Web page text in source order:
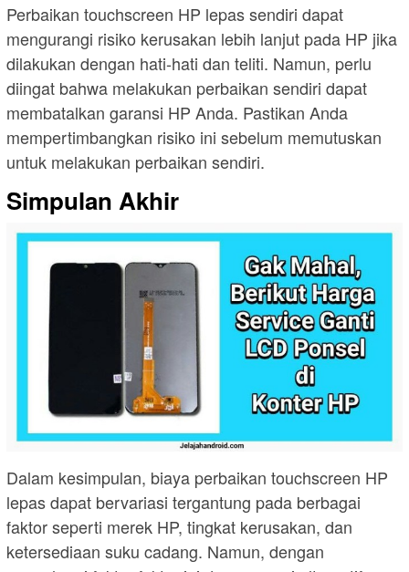
Perbaikan touchscreen HP lepas sendiri dapat
mengurangi risiko kerusakan lebih lanjut pada HP jika
dilakukan dengan hati-hati dan teliti. Namun, perlu
diingat bahwa melakukan perbaikan sendiri dapat
membatalkan garansi HP Anda. Pastikan Anda
mempertimbangkan risiko ini sebelum memutuskan
untuk melakukan perbaikan sendiri.
Simpulan Akhir
Dalam kesimpulan, biaya perbaikan touchscreen HP
lepas dapat bervariasi tergantung pada berbagai
faktor seperti merek HP, tingkat kerusakan, dan
ketersediaan suku cadang. Namun, dengan